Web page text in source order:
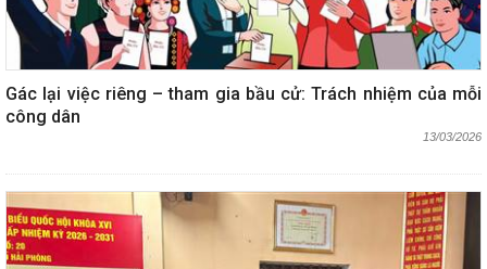
Gác lại việc riêng – tham gia bầu cử: Trách nhiệm của mỗi
công dân
13/03/2026